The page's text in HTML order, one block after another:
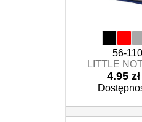
56-
LITTLE
4.95